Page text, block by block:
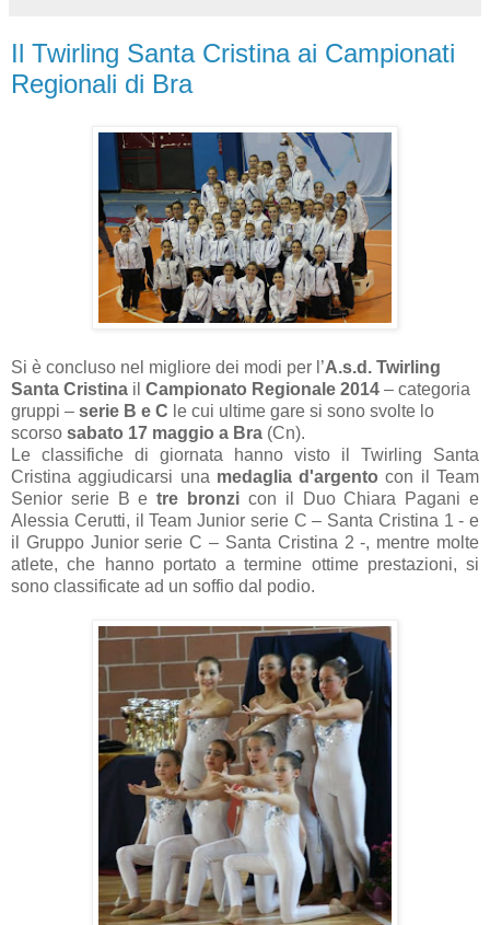
Il Twirling Santa Cristina ai Campionati
Regionali di Bra
Si è concluso nel migliore dei modi per l’A.s.d. Twirling
Santa Cristina il Campionato Regionale 2014 – categoria
gruppi – serie B e C le cui ultime gare si sono svolte lo
scorso sabato 17 maggio a Bra (Cn).
Le classifiche di giornata hanno visto il Twirling Santa
Cristina aggiudicarsi una medaglia d'argento con il Team
Senior serie B etre bronzi con il Duo Chiara Pagani e
Alessia Cerutti, il Team Junior serie C – Santa Cristina 1 - e
il Gruppo Junior serie C – Santa Cristina 2 -, mentre molte
atlete, che hanno portato a termine ottime prestazioni, si
sono classificate ad un soffio dal podio.